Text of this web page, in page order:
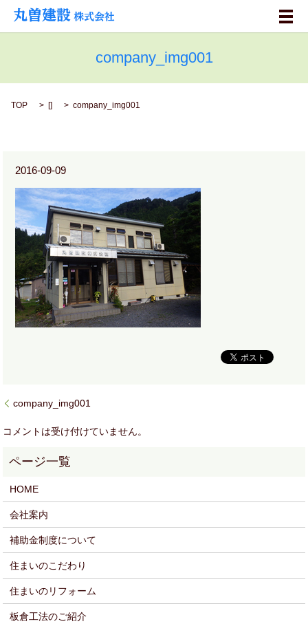
メ
company_img001
TOP [] company_img001
2016-09-09
company_img001
コメントは受け付けていません。
HOME
会社案内
補助金制度について
住まいのこだわり
住まいのリフォーム
板倉工法のご紹介